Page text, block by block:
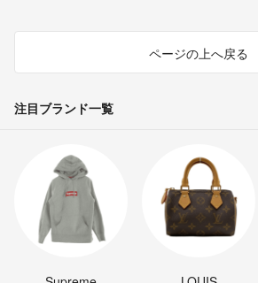
ページの上へ戻る
注目ブランド一覧